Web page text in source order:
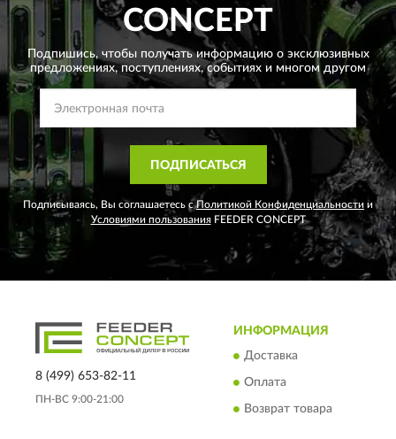
CONCEPT
Подпишись, чтобы получать информацию о эксклюзивных
предложениях,поступлениях, событиях и многом другом
ПОДПИСАТЬСЯ
Подписываясь, Вы соглашаетесь сПолитикой Конфиденциальности и
Условиями пользованияFEEDER CONCEPT
8 (499) 653-82-11
ПН-ВС 9:00-21:00
ИНФОРМАЦИЯ
Доставка
Оплата
Возврат товара